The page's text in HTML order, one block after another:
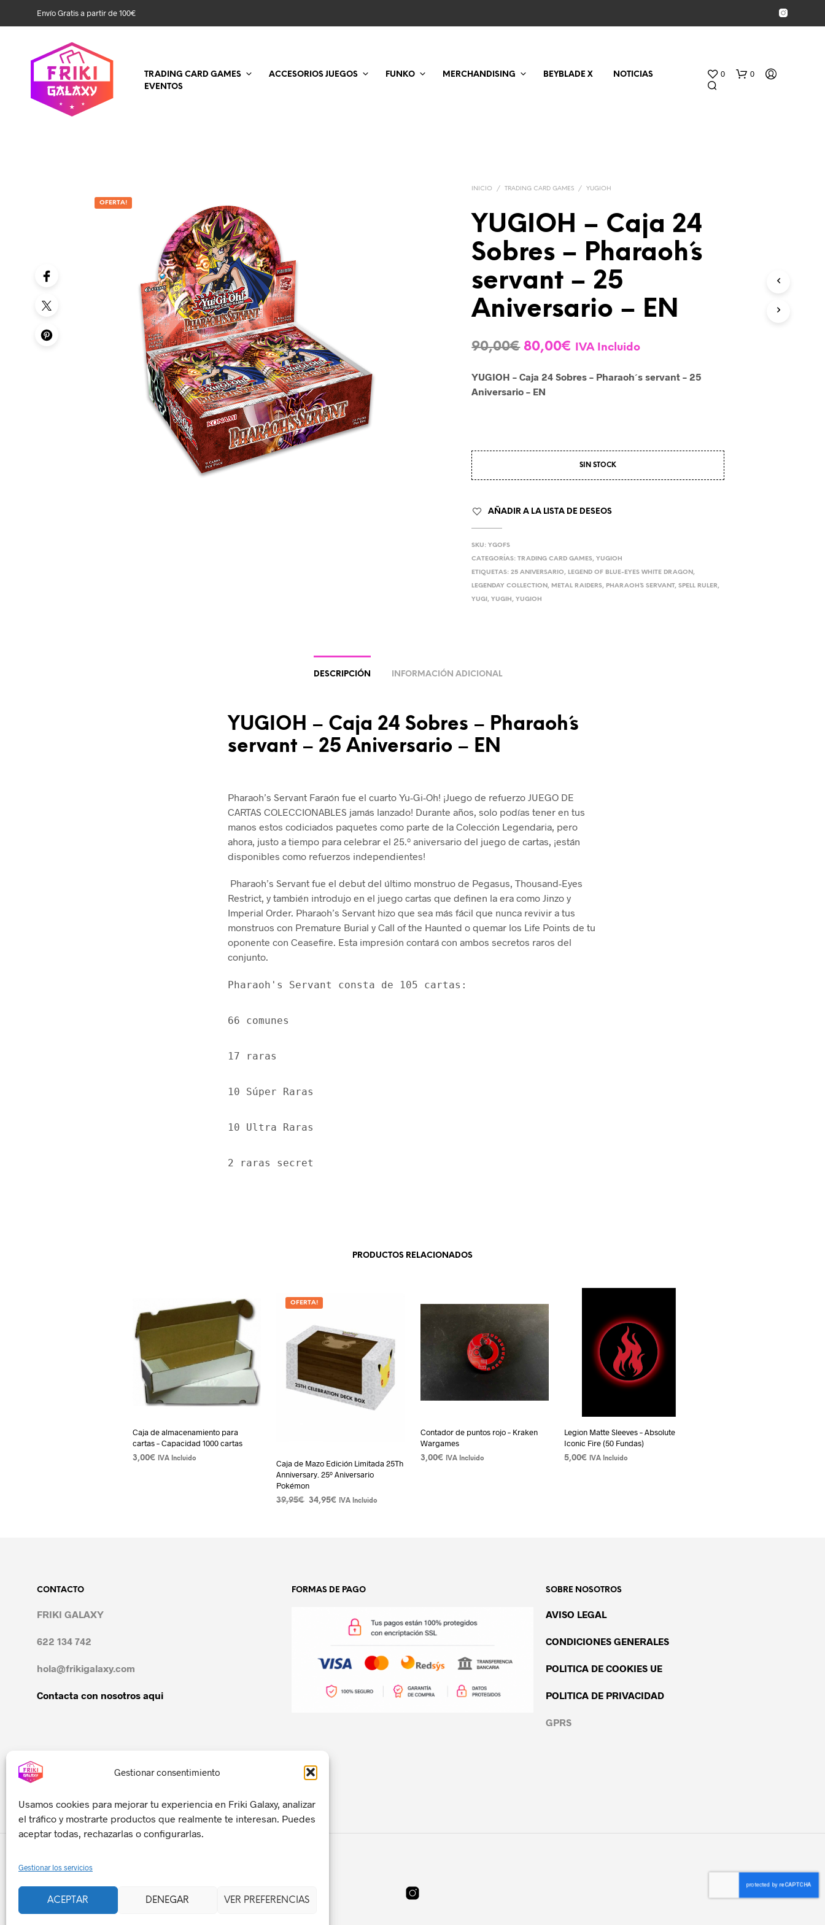
Gestionar consentimiento
Usamos cookies para mejorar tu experiencia en Friki Galaxy, analizar
el tráfico y mostrarte productos que realmente te interesan. Puedes
aceptar todas, rechazarlas o configurarlas.
Gestionar los servicios
ACEPTAR DENEGAR VER PREFERENCIAS
Envío Gratis a partir de 100€
TRADING CARD GAMES ACCESORIOS JUEGOS FUNKO MERCHANDISING BEYBLADE X
NOTICIAS
EVENTOS
0 0
OFERTA!
INICIO / TRADING CARD GAMES / YUGIOH
YUGIOH – Caja 24
Sobres – Pharaoh´s
servant – 25
Aniversario – EN
90,00€ El
original
80,00€ ElIVA Incluido
YUGIOH – Caja 24 Sobres – Pharaoh´s servant – 25
Aniversario – EN
SIN STOCK
AÑADIR A LA LISTA DE DESEOS
SKU:YGOFS
CATEGORÍAS:TRADING CARD GAMES,YUGIOH
ETIQUETAS:25 ANIVERSARIO, LEGEND OF BLUE-EYES WHITE DRAGON ,
LEGENDAY COLLECTION , METAL RAIDERS, PHARAOH´S SERVANT,SPELL RULER,
YUGI ,YUGIH ,YUGIOH
DESCRIPCIÓN INFORMACIÓN ADICIONAL
YUGIOH – Caja 24 Sobres – Pharaoh´s
servant – 25 Aniversario – EN
Pharaoh’s Servant Faraón fue el cuarto Yu-Gi-Oh! ¡Juego de refuerzo JUEGO DE
CARTAS COLECCIONABLES jamás lanzado! Durante años, solo podías tener en tus
manos estos codiciados paquetes como parte de la Colección Legendaria, pero
ahora, justo a tiempo para celebrar el 25.º aniversario del juego de cartas, ¡están
disponibles como refuerzos independientes!
Pharaoh’s Servant fue el debut del último monstruo de Pegasus, Thousand-Eyes
Restrict, y también introdujo en el juego cartas que definen la era como Jinzo y
Imperial Order. Pharaoh’s Servant hizo que sea más fácil que nunca revivir a tus
monstruos con Premature Burial y Call of the Haunted o quemar los Life Points de tu
oponente con Ceasefire. Esta impresión contará con ambos secretos raros del
conjunto.
Pharaoh's Servant consta de 105 cartas:
66 comunes
17 raras
10 Súper Raras
10 Ultra Raras
2 raras secret
PRODUCTOS RELACIONADOS
Caja de almacenamiento para
cartas – Capacidad 1000 cartas
3,00€ IVA Incluido
OFERTA!
Caja de Mazo Edición Limitada 25Th
Anniversary. 25º Aniversario
Pokémon
39,95€ El
34,95€ ElIVA Incluido
Contador de puntos rojo – Kraken
Wargames
3,00€ IVA Incluido
Legion Matte Sleeves – Absolute
Iconic Fire (50 Fundas)
5,00€ IVA Incluido
CONTACTO
FRIKI GALAXY
622 134 742
hola@frikigalaxy.com
Contacta con nosotros aqui
FORMAS DE PAGO SOBRE NOSOTROS
AVISO LEGAL
CONDICIONES GENERALES
POLITICA DE COOKIES UE
POLITICA DE PRIVACIDAD
GPRS